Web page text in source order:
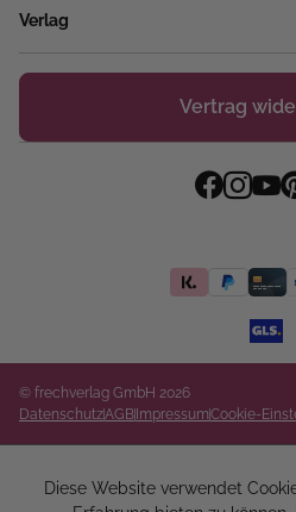
Verlag
Vertrag
© frechverlag GmbH 2026
DatenschutzAGB ImpressumCookie-
Diese Website verwendet